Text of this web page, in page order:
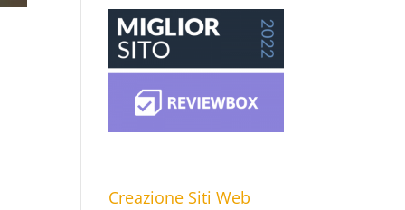
Creazione Siti Web